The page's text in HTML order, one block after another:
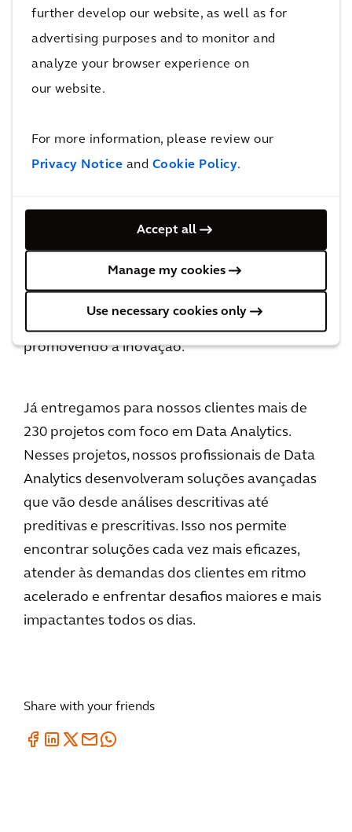
further develop our website, as well as for
advertising purposes and to monitor and
analyze your browser experience on
our website.
For more information, please review our
Privacy Notice and Cookie Policy.
Accept all
Manage my cookies
Use necessary cookies only
construído (consultoria, planejamento,
concepção, construção, operação e
manutenção) e representam características
nossos serviços usando dados e tecnologias
existentes em data analytics e inteligência
artificial, investimos continuamente em
pesquisa e desenvolvimento colaborativos,
promovendo a inovação.
Já entregamos para nossos clientes mais de
230 projetos com foco em Data Analytics.
Nesses projetos, nossos profissionais de Data
Analytics desenvolveram soluções avançadas
que vão desde análises descritivas até
preditivas e prescritivas. Isso nos permite
encontrar soluções cada vez mais eficazes,
atender às demandas dos clientes em ritmo
acelerado e enfrentar desafios maiores e mais
impactantes todos os dias.
Share with your friends